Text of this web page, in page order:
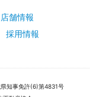
店舗情報
採用情報
知事免許(6)第4831号